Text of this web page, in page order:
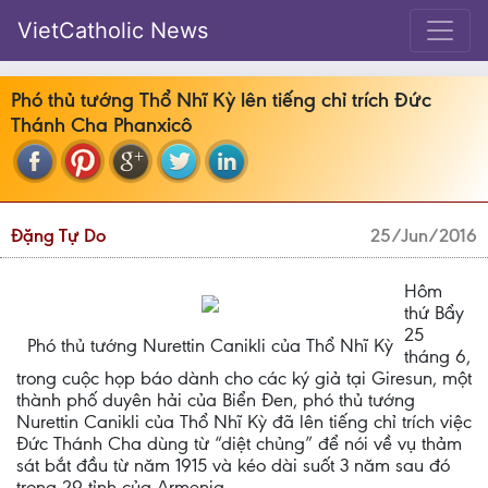
VietCatholic News
Phó thủ tướng Thổ Nhĩ Kỳ lên tiếng chỉ trích Đức
Thánh Cha Phanxicô
Đặng Tự Do 25/Jun/2016
Phó thủ tướng Nurettin Canikli của Thổ Nhĩ Kỳ
Hôm
thứ Bẩy
25
tháng 6,
trong cuộc họp báo dành cho các ký giả tại Giresun, một
thành phố duyên hải của Biển Đen, phó thủ tướng
Nurettin Canikli của Thổ Nhĩ Kỳ đã lên tiếng chỉ trích việc
Đức Thánh Cha dùng từ “diệt chủng” để nói về vụ thảm
sát bắt đầu từ năm 1915 và kéo dài suốt 3 năm sau đó